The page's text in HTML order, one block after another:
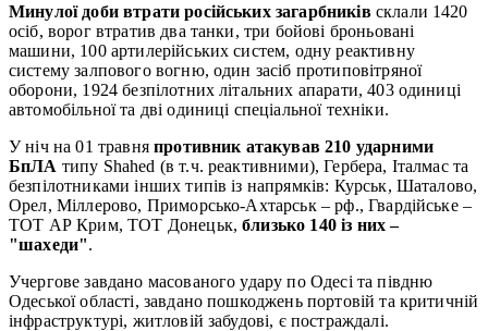
Минулої доби втрати російських загарбниківсклали 1420
осіб, ворог втратив два танки, три бойові броньовані
машини, 100 артилерійських систем, одну реактивну
систему залпового вогню, один засіб протиповітряної
оборони, 1924 безпілотних літальних апарати, 403 одиниці
автомобільної та дві одиниці спеціальної техніки.
У ніч на 01 травняпротивник атакував 210 ударними
БпЛА типу Shahed (в т.ч. реактивними), Гербера, Італмас та
безпілотниками інших типів із напрямків: Курськ, Шаталово,
Орел, Міллерово, Приморсько-Ахтарськ – рф., Гвардійське –
ТОТ АР Крим, ТОТ Донецьк,близько 140 із них –
"шахеди".
Учергове завдано масованого удару по Одесі та півдню
Одеської області, завдано пошкоджень портовій та критичній
інфраструктурі, житловій забудові, є постраждалі.